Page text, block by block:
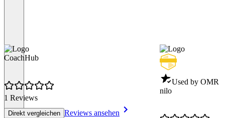
CoachHub
1 Reviews
Direkt vergleichen Reviews ansehen
Used by OMR -
nilo